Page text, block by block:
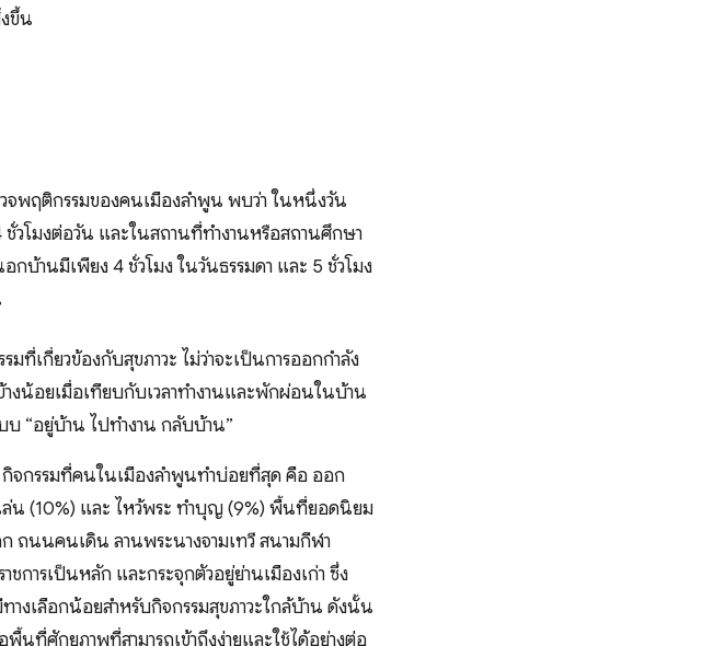
ขึ้น
วจพฤติกรรมของคนเมืองลำพูน พบว่า ในหนึ่งวัน
วโมงต่อวัน และในสถานที่ทำงานหรือสถานศึกษา
บ้านมีเพียง 4 ชั่วโมง ในวันธรรมดา และ 5 ชั่วโมง
เกี่ยวข้องกับสุขภาวะ ไม่ว่าจะเป็นการออกกำลัง
งน้อยเมื่อเทียบกับเวลาทำงานและพักผ่อนในบ้าน
“อยู่บ้าน ไปทำงาน กลับบ้าน”
กิจกรรมที่คนในเมืองลำพูนทำบ่อยที่สุด คือ ออก
น (10%) และ ไหว้พระ ทำบุญ (9%) พื้นที่ยอดนิยม
ถนนคนเดิน ลานพระนางจามเทวี สนามกีฬา
รเป็นหลัก และกระจุกตัวอยู่ย่านเมืองเก่า ซึ่ง
งเลือกน้อยสำหรับกิจกรรมสุขภาวะใกล้บ้าน ดังนั้น
ที่ศักยภาพที่สามารถเข้าถึงง่ายและใช้ได้อย่างต่อ